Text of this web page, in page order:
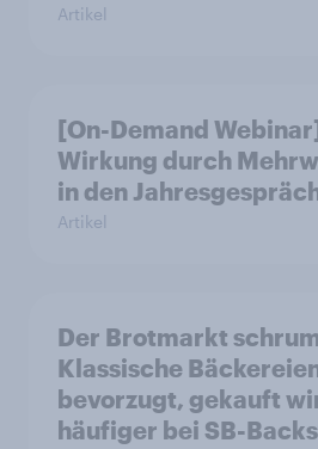
Artikel
[On-Demand
Wirkung durch
in den
Artikel
Der Brotmarkt
Klassische
bevorzugt, gekauft
häufiger bei SB-